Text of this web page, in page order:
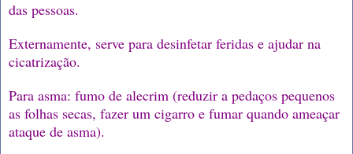
das pessoas.
Externamente, serve para desinfetar feridas e ajudar na
cicatrização.
Para asma: fumo de alecrim (reduzir a pedaços pequenos
as folhas secas, fazer um cigarro e fumar quando ameaçar
ataque de asma).